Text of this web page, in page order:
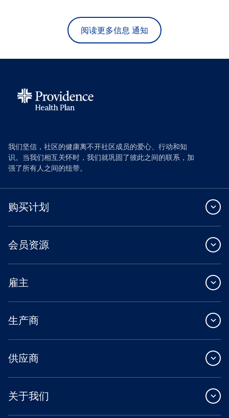
阅读更多信息 通知
我们坚信，社区的健康离不开社区成员的爱心、行动和知
识。当我们相互关怀时，我们就巩固了彼此之间的联系，加
强了所有人之间的纽带。
购买计划
会员资源
雇主
生产商
供应商
关于我们